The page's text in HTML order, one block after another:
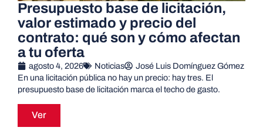
Presupuesto base de licitación,
valor estimado y precio del
contrato: qué son y cómo afectan
a tu oferta
agosto 4, 2026 Noticias
José Luis Domínguez Gómez
En una licitación pública no hay un precio: hay tres. El
presupuesto base de licitación marca el techo de gasto.
Ver